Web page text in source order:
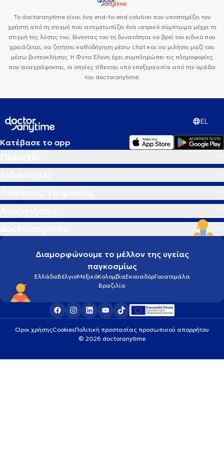
Το doctoranytime είναι ένα end-to-end solution που υποστηρίζει τον
χρήστη από τη στιγμή που αντιμετωπίζει ένα ιατρικό σύμπτωμα μέχρι τη
στιγμή της λύσης του, δίνοντας του τη δυνατότητα να βρεί τον ειδικό που
χρειάζεται, να ζητήσει καθοδήγηση μέσω chat και να μιλήσει μαζί του
μέσω βιντεοκλήσης. Η Φυτα Ελενη έχει συμπληρώσει τις πληροφορίες
που αναγράφονται, οι οποίες τίθενται υπό επεξεργασία από την ομάδα
του doctoranytime.
EL
Κατέβασε το app
Διαμορφώνουμε το μέλλον της υγείας
παγκοσμίως
ΕλλάδαΒέλγιοΜεξικόΚολομβίαΕκουαδόρΓουατεμάλα
Βραζιλία
Οροι χρήσηςCookiesΠολιτική προστασίας προσωπικού απορρήτου
© 2026 doctoranytime